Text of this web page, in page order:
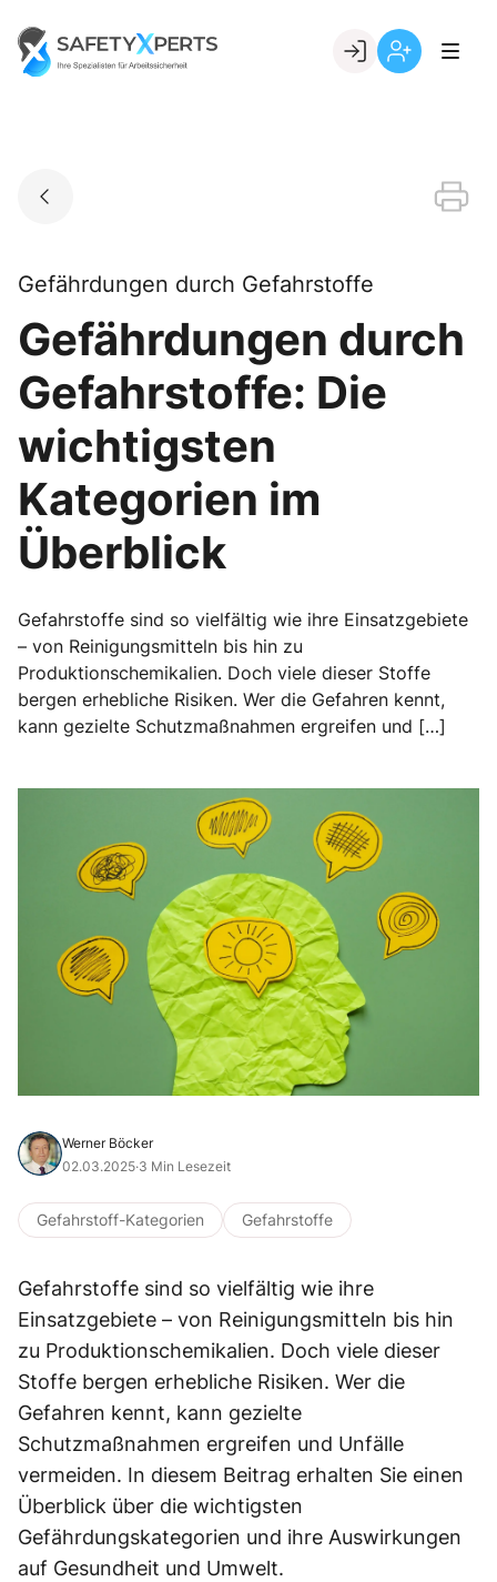
content
Go to landing page.
Gefährdungen durch Gefahrstoffe
Gefährdungen durch
Gefahrstoffe: Die
wichtigsten
Kategorien im
Überblick
Gefahrstoffe sind so vielfältig wie ihre Einsatzgebiete
– von Reinigungsmitteln bis hin zu
Produktionschemikalien. Doch viele dieser Stoffe
bergen erhebliche Risiken. Wer die Gefahren kennt,
kann gezielte Schutzmaßnahmen ergreifen und […]
Werner Böcker
02.03.2025·3 Min Lesezeit
Gefahrstoff-Kategorien Gefahrstoffe
Gefahrstoffe sind so vielfältig wie ihre
Einsatzgebiete – von Reinigungsmitteln bis hin
zu Produktionschemikalien. Doch viele dieser
Stoffe bergen erhebliche Risiken. Wer die
Gefahren kennt, kann gezielte
Schutzmaßnahmen ergreifen und Unfälle
vermeiden. In diesem Beitrag erhalten Sie einen
Überblick über die wichtigsten
Gefährdungskategorien und ihre Auswirkungen
auf Gesundheit und Umwelt.